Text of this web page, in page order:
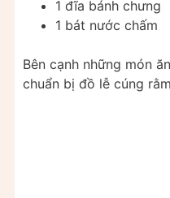
1 đĩa bánh chưng
1 bát nước chấm
Bên cạnh những món
chuẩn bị đồ lễ cúng